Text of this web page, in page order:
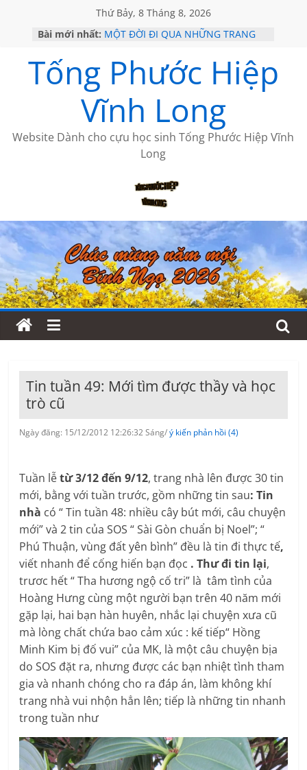
Thứ Bảy, 8 Tháng 8, 2026
Bài mới nhất: MỘT ĐỜI ĐI QUA NHỮNG TRANG
KHÔNG ĐỀ 19 CỦA THÁI LÃO
CHÙM THƠ CỦA BÍCH HÀ
GIÃ TỪ ĐÀ LẠT của ANTH ĐOÀN
HỌC SỬ HỒI XƯA
Tống Phước Hiệp
Vĩnh Long
Website Dành cho cựu học sinh Tống Phước Hiệp Vĩnh
Long
Tin tuần 49: Mới tìm được thầy và học
trò cũ
Ngày đăng: 15/12/2012 12:26:32 Sáng/ý kiến phản hồi (4)
Tuần lễtừ 3/12 đến 9/12, trang nhà lên được 30 tin
mới, bằng với tuần trước, gồm những tin sau: Tin
nhà có “ Tin tuần 48: nhiều cây bút mới, câu chuyện
mới” và 2 tin của SOS “ Sài Gòn chuẩn bị Noel”; “
Phú Thuận, vùng đất yên bình” đều là tin đi thực tế,
viết nhanh để cống hiến bạn đọc . Thư đi tin lại,
trươc hết “ Tha hương ngộ cố tri” là tâm tình của
Hoàng Hưng cùng một người bạn trên 40 năm mới
gặp lại, hai bạn hàn huyên, nhắc lại chuyện xưa cũ
mà lòng chất chứa bao cảm xúc : kế tiếp“ Hồng
Minh Kim bị đố vui” của MK, là một câu chuyện bịa
do SOS đặt ra, nhưng được các bạn nhiệt tình tham
gia và nhanh chóng cho ra đáp án, làm không khí
trang nhà vui nhộn hẳn lên; tiếp là những tin nhanh
trong tuần như